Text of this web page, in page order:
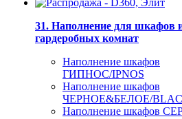
31. Наполнение для шкафов
гардеробных комнат
Наполнение шкафов
ГИПНОС/IPNOS
Наполнение шкафов
ЧЕРНОЕ&БЕЛОЕ/
Наполнение шкафов